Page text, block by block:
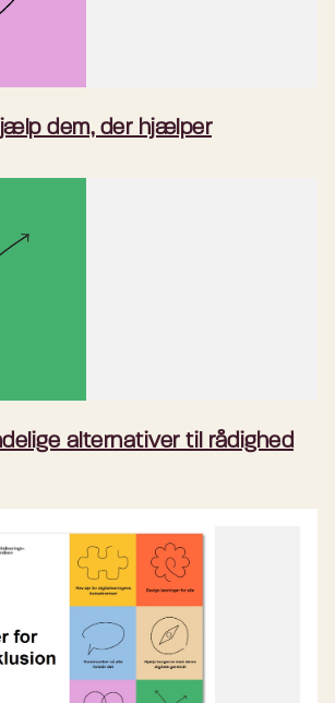
dem, der hjælper
alternativer til rådighed